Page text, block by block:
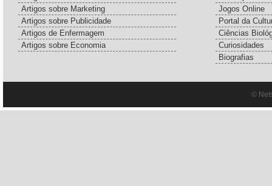
Artigos sobre Marketing
Artigos sobre Publicidade
Artigos de Enfermagem
Artigos sobre Economia
Jogos Online
Portal da
Ciências
Curiosidades
Biografias
©